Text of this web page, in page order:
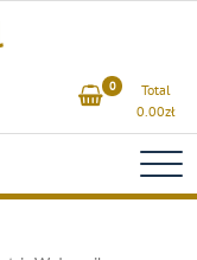
0
Total
0.00zł